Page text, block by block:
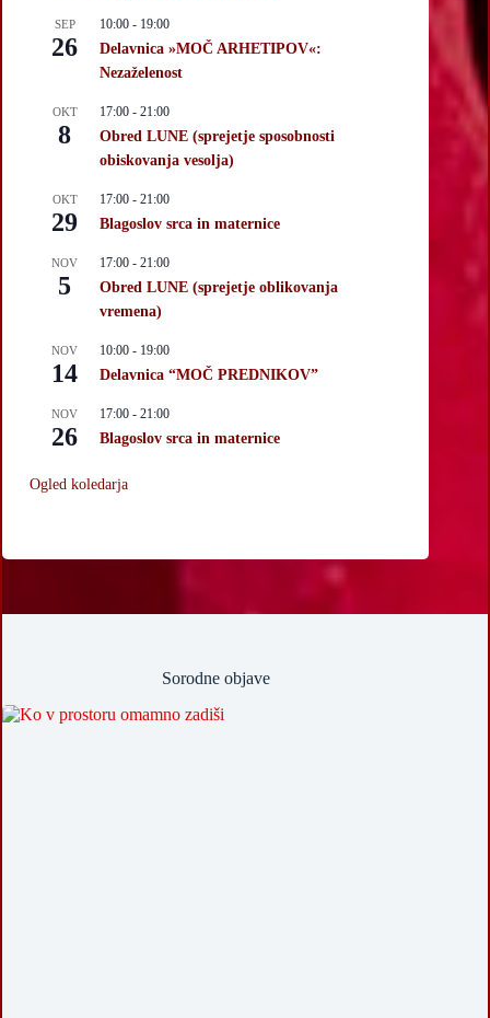
SEP
26
10:00 - 19:00
Delavnica »MOČ ARHETIPOV«:
Nezaželenost
OKT
8
17:00 - 21:00
Obred LUNE (sprejetje sposobnosti
obiskovanja vesolja)
OKT
29
17:00 - 21:00
Blagoslov srca in maternice
NOV
5
17:00 - 21:00
Obred LUNE (sprejetje oblikovanja
vremena)
NOV
14
10:00 - 19:00
Delavnica “MOČ PREDNIKOV”
NOV
26
17:00 - 21:00
Blagoslov srca in maternice
Ogled koledarja
Sorodne objave